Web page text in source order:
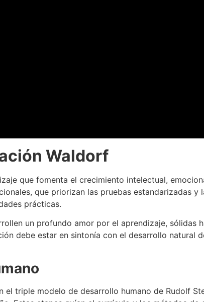
Waldorf
que fomenta el crecimiento intelectual,
que priorizan las pruebas estandarizadas
prácticas.
un profundo amor por el aprendizaje, sólidas
debe estar en sintonía con el desarrollo natural
triple modelo de desarrollo humano de Rudolf